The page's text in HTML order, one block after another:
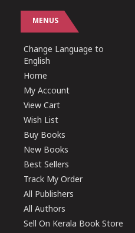
MENUS
Change Language to
English
Home
My Account
View Cart
Wish List
Buy Books
New Books
Best Sellers
Track My Order
All Publishers
All Authors
Sell On Kerala Book Store